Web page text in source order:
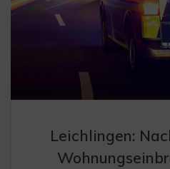
Leichlingen: